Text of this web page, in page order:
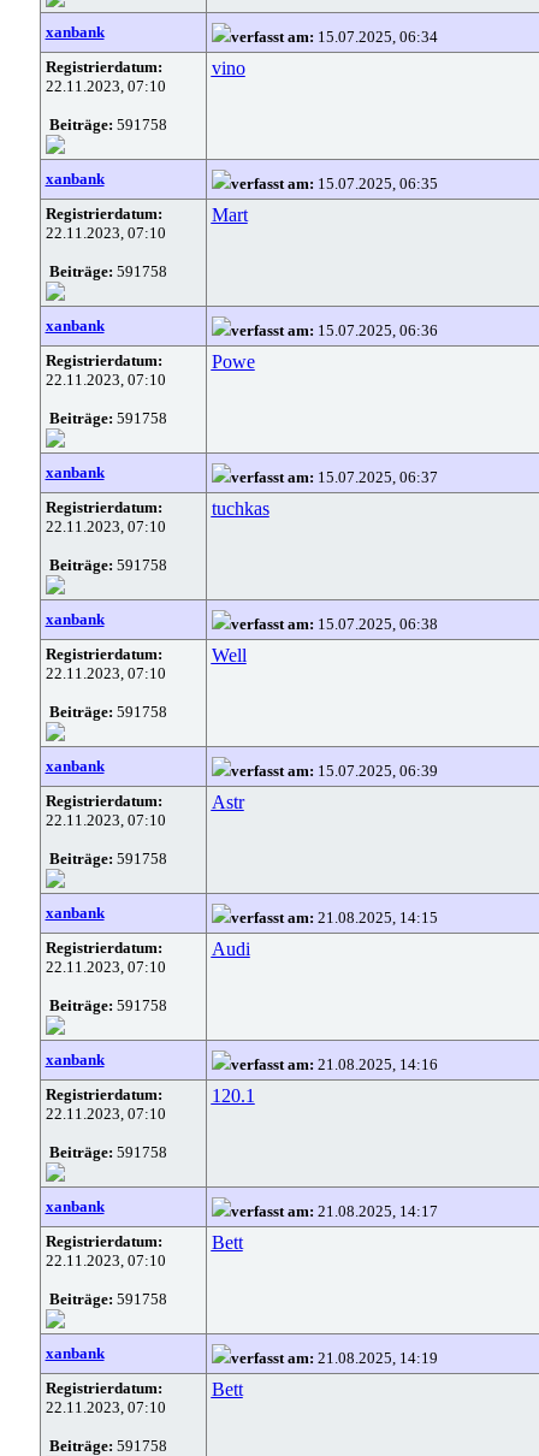
xanbank verfasst am: 15.07.2025, 06:34
Registrierdatum:
22.11.2023, 07:10
Beiträge: 591758
vino
xanbank verfasst am: 15.07.2025, 06:35
Registrierdatum:
22.11.2023, 07:10
Beiträge: 591758
Mart
xanbank verfasst am: 15.07.2025, 06:36
Registrierdatum:
22.11.2023, 07:10
Beiträge: 591758
Powe
xanbank verfasst am: 15.07.2025, 06:37
Registrierdatum:
22.11.2023, 07:10
Beiträge: 591758
tuchkas
xanbank verfasst am: 15.07.2025, 06:38
Registrierdatum:
22.11.2023, 07:10
Beiträge: 591758
Well
xanbank verfasst am: 15.07.2025, 06:39
Registrierdatum:
22.11.2023, 07:10
Beiträge: 591758
Astr
xanbank verfasst am: 21.08.2025, 14:15
Registrierdatum:
22.11.2023, 07:10
Beiträge: 591758
Audi
xanbank verfasst am: 21.08.2025, 14:16
Registrierdatum:
22.11.2023, 07:10
Beiträge: 591758
120.1
xanbank verfasst am: 21.08.2025, 14:17
Registrierdatum:
22.11.2023, 07:10
Beiträge: 591758
Bett
xanbank verfasst am: 21.08.2025, 14:19
Registrierdatum:
22.11.2023, 07:10
Beiträge: 591758
Bett